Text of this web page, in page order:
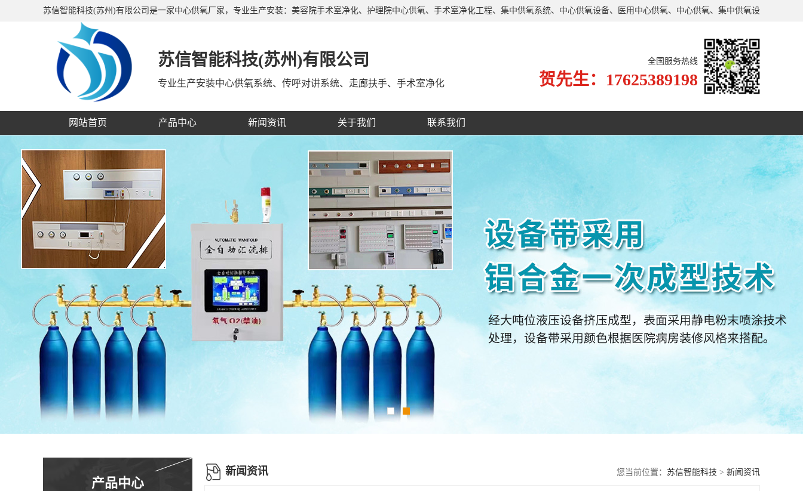
苏信智能科技(苏州)有限公司是一家中心供氧厂家，专业生产安装：美容院手术室净化、护理院中心供氧、手术室净化工程、集中供氧系统、中心供氧设备、医用中心供氧、中心供氧、集中供氧设
备带、呼叫对讲系统等，公司产品销往全国二十多个省、市、自治区，深受广大客户的信赖和支持，有着经验丰富的施工队伍，制定了严格的生产、施工标准。
苏信智能科技(苏州)有限公司
专业生产安装中心供氧系统、传呼对讲系统、走廊扶手、手术室净化
全国服务热线
贺先生：17625389198
网站首页 产品中心 新闻资讯 关于我们 联系我们
产品中心
新闻资讯 您当前位置： 苏信智能科技 > 新闻资讯